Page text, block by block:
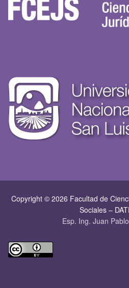
Copyright © 2026 Facultad de
Sociales –
Esp. Ing. Juan